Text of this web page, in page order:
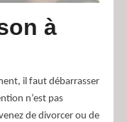
à
il faut débarrasser
n’est pas
de divorcer ou de